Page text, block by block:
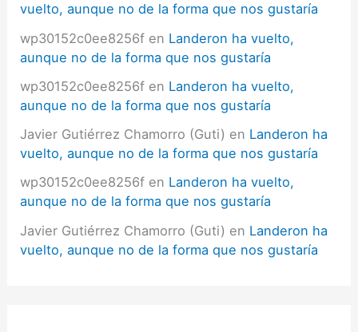
vuelto, aunque no de la forma que nos gustaría
wp30152c0ee8256f en Landeron ha vuelto,
aunque no de la forma que nos gustaría
wp30152c0ee8256f en Landeron ha vuelto,
aunque no de la forma que nos gustaría
Javier Gutiérrez Chamorro (Guti) en Landeron ha
vuelto, aunque no de la forma que nos gustaría
wp30152c0ee8256f en Landeron ha vuelto,
aunque no de la forma que nos gustaría
Javier Gutiérrez Chamorro (Guti) en Landeron ha
vuelto, aunque no de la forma que nos gustaría